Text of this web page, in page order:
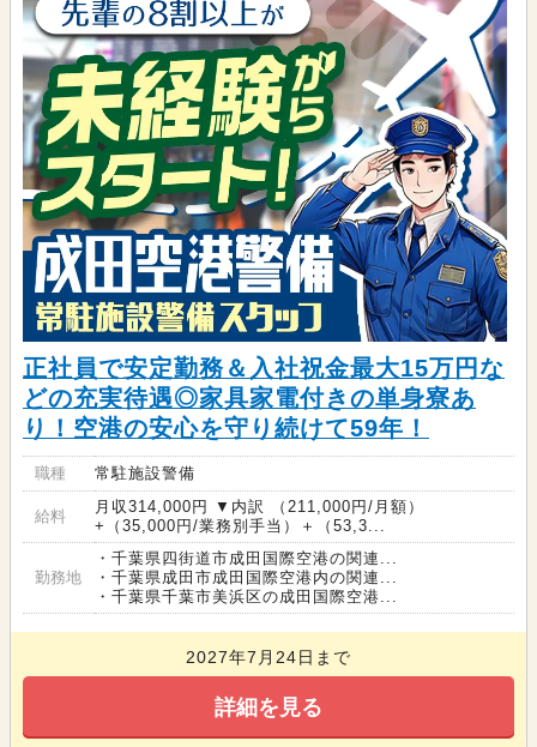
正社員で安定勤務＆入社祝金最大15万円な
どの充実待遇◎家具家電付きの単身寮あ
り！空港の安心を守り続けて59年！
職種 常駐施設警備
給料
月収314,000円 ▼内訳 （211,000円/月額）
+（35,000円/業務別手当）＋（53,3...
勤務地
・千葉県四街道市成田国際空港の関連...
・千葉県成田市成田国際空港内の関連...
・千葉県千葉市美浜区の成田国際空港...
2027年7月24日まで
詳細を見る